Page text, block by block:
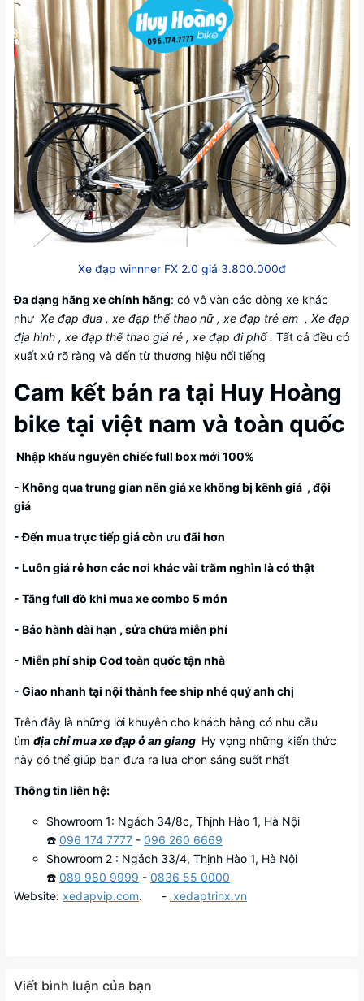
Xe đạp winnner FX 2.0 giá 3.800.000đ
Đa dạng hãng xe chính hãng: có vô vàn các dòng xe khác
như Xe đạp đua , xe đạp thể thao nữ , xe đạp trẻ em , Xe đạp
địa hình , xe đạp thể thao giá rẻ , xe đạp đi phố . Tất cả đều có
xuất xứ rõ ràng và đến từ thương hiệu nổi tiếng
Cam kết bán ra tại Huy Hoàng
bike tại việt nam và toàn quốc
Nhập khẩu nguyên chiếc full box mới 100%
- Không qua trung gian nên giá xe không bị kênh giá , đội
giá
- Đến mua trực tiếp giá còn ưu đãi hơn
- Luôn giá rẻ hơn các nơi khác vài trăm nghìn là có thật
- Tăng full đồ khi mua xe combo 5 món
- Bảo hành dài hạn , sửa chữa miễn phí
- Miễn phí ship Cod toàn quốc tận nhà
- Giao nhanh tại nội thành fee ship nhé quý anh chị
Trên đây là những lời khuyên cho khách hàng có nhu cầu
tìm địa chỉ mua xe đạp ở an giang Hy vọng những kiến thức
này có thể giúp bạn đưa ra lựa chọn sáng suốt nhất
Thông tin liên hệ:
Showroom 1: Ngách 34/8c, Thịnh Hào 1, Hà Nội
☎️ 096 174 7777 - 096 260 6669
Showroom 2 : Ngách 33/4, Thịnh Hào 1, Hà Nội
☎️ 089 980 9999 - 0836 55 0000
Website: xedapvip.com. - xedaptrinx.vn
Viết bình luận của bạn